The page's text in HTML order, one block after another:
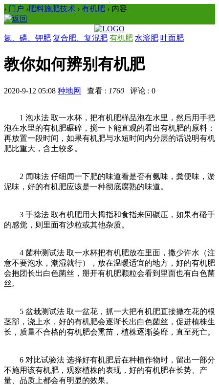
› 门户 ›肥料施肥技术 › 有机肥 › 内容
氮、磷、钾肥 复合肥、复混肥 有机肥 水溶肥 叶面肥
教你如何辨别有机肥
2020-9-12 05:08 种地网 查看 : 1760 评论 : 0
1 泡水法 取一水杯，把有机肥样品泡在水里，然后用手把
泡在水里的有机肥碾碎，搅一下能直观的看出有机肥的原料；
再放置一段时间，如果有机肥与水短时间内分层的话说明有机
肥比重大，含土较多。
2 闻味法 仔细闻一下肥的味道看是否有氨味，粪便味，淤
泥味，好的有机肥应该是一种彻底腐熟的味道。
3 手捻法 取有机肥用大拇指和食指来回碾压，如果有硌手
的感觉，则里面有沙粒或其他杂质。
4 菌种测试法 取一水杯把有机肥放在里面，撒少许水（注
意不要泡水，潮湿就行），放在温暖适宜的地方，好的有机肥
会抱团长出白色菌丝，掰开有机肥颗粒会看到里面也有白色菌
丝。
5 盆栽测试法 取一盆花，抓一大把有机肥直接撒在花的根
茎部，浇上水，好的有机肥会逐渐长出白色菌丝，促进植株生
长，质量不合格的有机肥会熏苗，植株逐渐萎靡，直至死亡。
6 对比试验法 选择好有机肥后在种植作物时，留出一部分
不施用该有机肥，观察植株的表现，好的有机肥在长势、产
量、品质上都会有明显的效果。